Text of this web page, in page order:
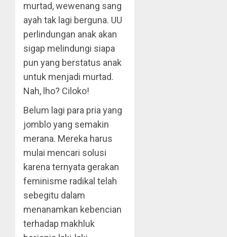
murtad, wewenang sang
ayah tak lagi berguna. UU
perlindungan anak akan
sigap melindungi siapa
pun yang berstatus anak
untuk menjadi murtad.
Nah, lho? Ciloko!
Belum lagi para pria yang
jomblo yang semakin
merana. Mereka harus
mulai mencari solusi
karena ternyata gerakan
feminisme radikal telah
sebegitu dalam
menanamkan kebencian
terhadap makhluk